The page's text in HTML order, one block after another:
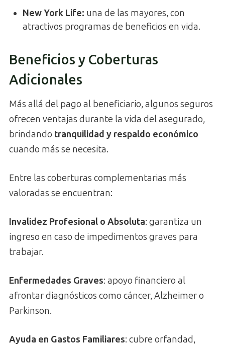
New York Life: una de las mayores, con
atractivos programas de beneficios en vida.
Beneficios y Coberturas
Adicionales
Más allá del pago al beneficiario, algunos seguros
ofrecen ventajas durante la vida del asegurado,
brindando tranquilidad y respaldo económico
cuando más se necesita.
Entre las coberturas complementarias más
valoradas se encuentran:
Invalidez Profesional o Absoluta: garantiza un
ingreso en caso de impedimentos graves para
trabajar.
Enfermedades Graves: apoyo financiero al
afrontar diagnósticos como cáncer, Alzheimer o
Parkinson.
Ayuda en Gastos Familiares: cubre orfandad,